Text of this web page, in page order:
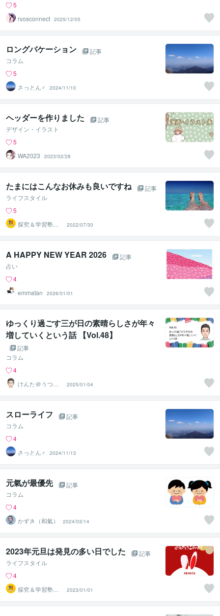
5
ryosconnect 2025/12/05
ロングバケーション
記事
コラム
5
さっとん♂
2024/11/10
ヘッダーを作りました
記事
デザイン・イラスト
5
WA2023
2023/02/28
たまにはこんなお休みも良いですね
記事
ライフスタイル
5
探究＆学習塾｜
なぜラボ
2022/07/30
A HAPPY NEW YEAR 2026
記事
占い
4
emmatan
2026/01/01
ゆっくり過ごす三が日の素晴らしさが年々
増していくという話 【Vol.48】
記事
コラム
4
けんた＠うつを
克服した現役課
長
2025/01/04
スローライフ
記事
コラム
4
さっとん♂
2024/11/13
元氣が最優先
記事
コラム
4
かずき（和氣）
2024/03/14
2023年元旦は発見の多い日でした
記事
ライフスタイル
4
探究＆学習塾｜
なぜラボ
2023/01/01